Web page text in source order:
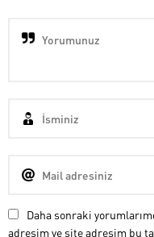
Daha sonraki
adresim ve site adresim bu